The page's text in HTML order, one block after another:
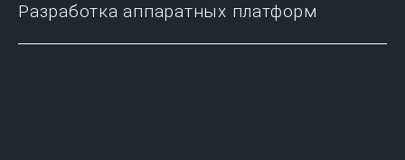
Разработка аппаратных платформ